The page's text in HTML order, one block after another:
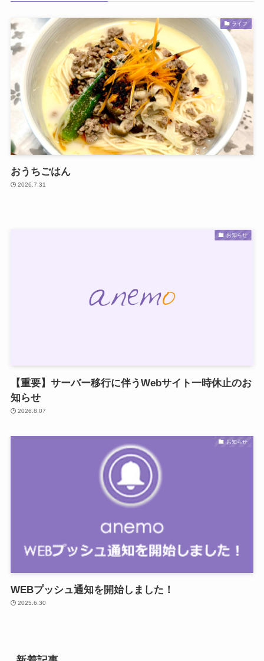
ライフ
おうちごはん
2026.7.31
お知らせ
【重要】サーバー移行に伴うWebサイト一時休止のお
知らせ
2026.8.07
お知らせ
WEBプッシュ通知を開始しました！
2025.6.30